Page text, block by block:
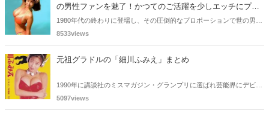
の男性ファンを魅了！かつてのご活躍を少しエッチにプレ
イバック！
1980年代の終わりに登場し、その圧倒的なプロポーションで世の男性
ユーザーを虜にした、かとうれいこさん。彼女のたわわに実ったおっ
事では、そんなかとうれいこさんにスポットを当て、その軌跡をエッ
チな目線を加えて振り返っていきたいと思います。
8533views
元祖グラドルの「細川ふみえ」まとめ
1990年に講談社のミスマガジン・グランプリに選ばれ芸能界にデビュ
ーした細川ふみえさん。90年代ナイスバディ代表の細川ふみえさんで
5097views